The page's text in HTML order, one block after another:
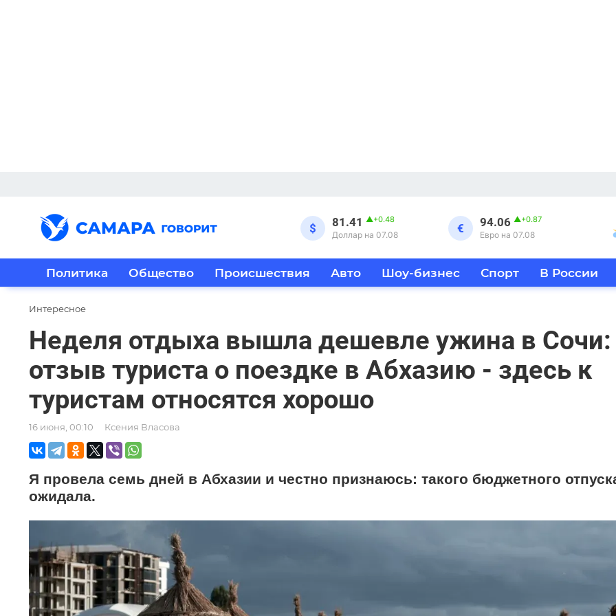
$ 81.41 ▲+0.48
Доллар на 07.08 € 94.06 ▲+0.87
Евро на 07.08
Политика Общество Происшествия Авто Шоу-бизнес Спорт В России
Интересное
Неделя отдыха вышла дешевле ужина в Сочи:
отзыв туриста о поездке в Абхазию - здесь к
туристам относятся хорошо
16 июня, 00:10 Ксения Власова
Я провела семь дней в Абхазии и честно признаюсь: такого бюджетного
ожидала.